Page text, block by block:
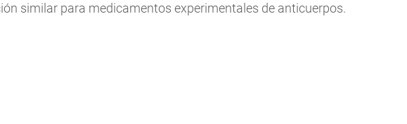
similar para medicamentos experimentales de anticuerpos.